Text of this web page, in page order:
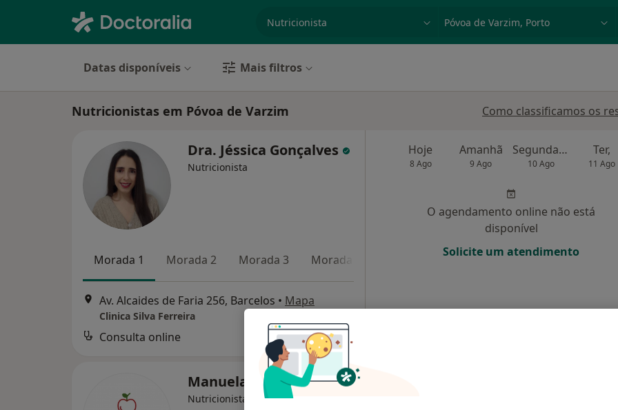
p. ex. Lisboa
Datas disponíveis Mais filtros
Nutricionistas em Póvoa de Varzim Como classificamos os
Dra. Jéssica Gonçalves
Nutricionista
Morada 1 Morada 2 Morada 3 Morada 4
Av. Alcaides de Faria 256, Barcelos • Mapa
Clinica Silva Ferreira
Consulta online 40 €
Hoje
8 Ago
Amanhã
9 Ago
Segunda-feira
10 Ago
Ter,
11 Ago
O agendamento online não está
disponível
Solicite um atendimento
Manuela Silva
Nutricionista